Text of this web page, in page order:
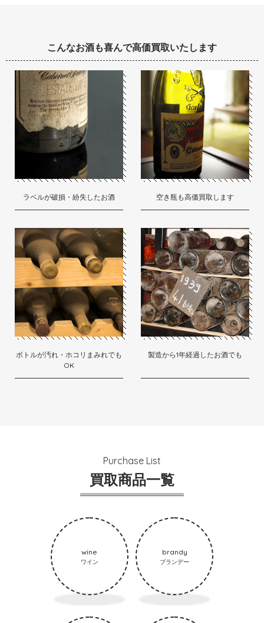
こんなお酒も喜んで高価買取いたします
ラベルが破損・紛失したお酒 空き瓶も高価買取します
ボトルが汚れ・ホコリまみれでも
OK
製造から1年経過したお酒でも
Purchase List
買取商品一覧
wine
ワイン
brandy
ブランデー